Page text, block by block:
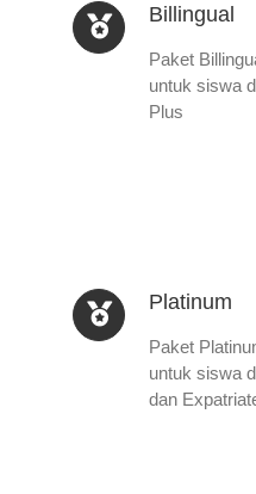
Billingual
Paket
untuk siswa
Plus
Platinum
Paket
untuk siswa
dan